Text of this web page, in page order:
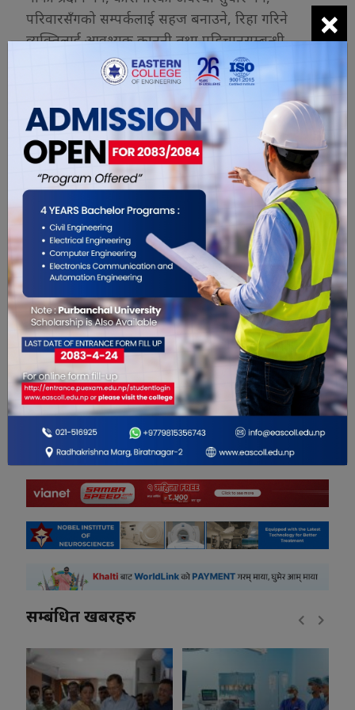
परिवारसँगको सम्पर्कलाई सहज बनाउने, रिहा गरिने
व्यक्तिलाई आवश्यक कानुनी तथा पहिचानसम्बन्धी
कागजात उपलब्ध गराउने तथा अन्ततः सबै बाँकी
राजनीतिक कैदीहरूको स्वतन्त्रता सुनिश्चित गर्ने कार्यहरू
समावेश छन्,’ कार्कीले भने। जीसीआरपीपीबीको स्थापना
सन् २०१९ मा भुटानी राजबन्दीका परिवारहरूको सहयोगमा द
हेगमा गरिएको थियो ।
यो खबर पढेर तपाईलाई कस्तो महसुस
भयो ?
0 0 0 0 0
0
सम्बंधित खबरहरु
×